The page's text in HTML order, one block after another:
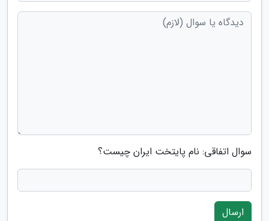
سوال اتفاقی: نام پایتخت ایران چیست؟
ارسال